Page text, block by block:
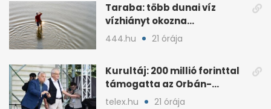
Taraba: több dunai víz
vízhiányt okozna
Szlovákiában
444.hu 21 órája
Kurultáj: 200 millió forinttal
támogatta az Orbán-
kormány a rendezvényt
telex.hu 21 órája